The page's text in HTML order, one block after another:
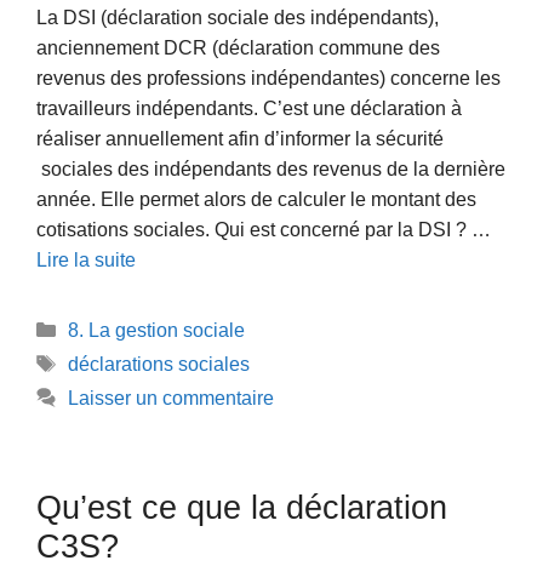
La DSI (déclaration sociale des indépendants),
anciennement DCR (déclaration commune des
revenus des professions indépendantes) concerne les
travailleurs indépendants. C’est une déclaration à
réaliser annuellement afin d’informer la sécurité
sociales des indépendants des revenus de la dernière
année. Elle permet alors de calculer le montant des
cotisations sociales. Qui est concerné par la DSI ? …
Lire la suite
Catégories
8. La gestion sociale
Étiquettes
déclarations sociales
Laisser un commentaire
Qu’est ce que la déclaration
C3S?